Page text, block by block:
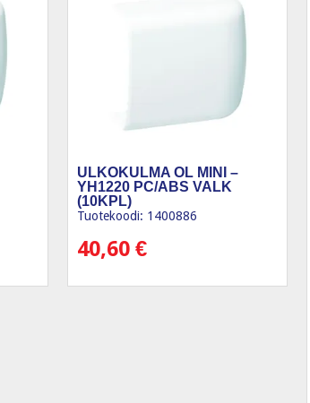
ULKOKULMA OL MINI –
YH1220 PC/ABS VALK
(10KPL)
Tuotekoodi: 1400886
40,60€